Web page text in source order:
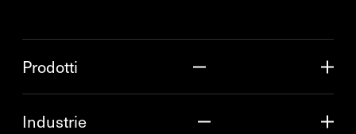
Prodotti
Industrie